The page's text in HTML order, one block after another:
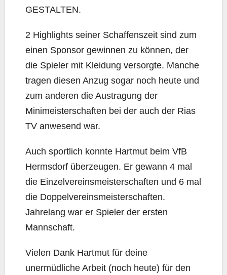
GESTALTEN.
2 Highlights seiner Schaffenszeit sind zum
einen Sponsor gewinnen zu können, der
die Spieler mit Kleidung versorgte. Manche
tragen diesen Anzug sogar noch heute und
zum anderen die Austragung der
Minimeisterschaften bei der auch der Rias
TV anwesend war.
Auch sportlich konnte Hartmut beim VfB
Hermsdorf überzeugen. Er gewann 4 mal
die Einzelvereinsmeisterschaften und 6 mal
die Doppelvereinsmeisterschaften.
Jahrelang war er Spieler der ersten
Mannschaft.
Vielen Dank Hartmut für deine
unermüdliche Arbeit (noch heute) für den